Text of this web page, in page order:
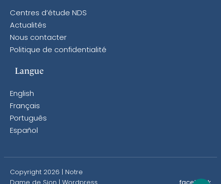
Centres d’étude NDS
Actualités
Nous contacter
Politique de confidentialité
Langue
English
Français
Português
Español
Copyright 2026 | Notre